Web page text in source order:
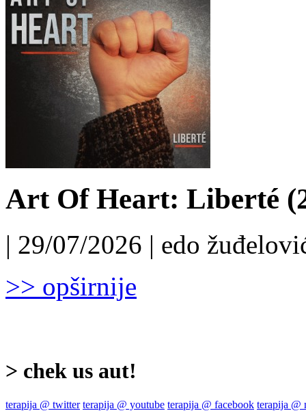
Art Of Heart: Liberté
| 29/07/2026 | edo
>> opširnije
> chek us aut!
terapija @ twitter terapija @ youtube terapija @ facebook terapija @